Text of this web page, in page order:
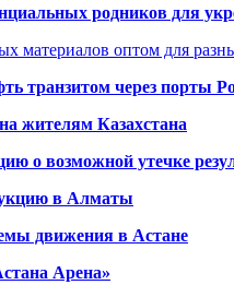
родников для
материалов оптом для
транзитом через порты
жителям Казахстана
о возможной утечке
в Алматы
движения в Астане
Арена»